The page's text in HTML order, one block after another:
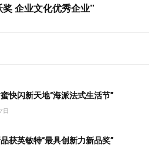
企业文化优秀企业”
快闪新天地“海派法式生活节”
日
获英敏特“最具创新力新品奖”